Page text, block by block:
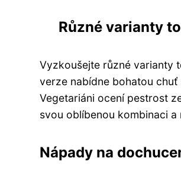
Různé varianty
Vyzkoušejte různé varianty
verze nabídne bohatou
Vegetariáni ocení pestrost
svou oblíbenou kombinaci
Nápady na